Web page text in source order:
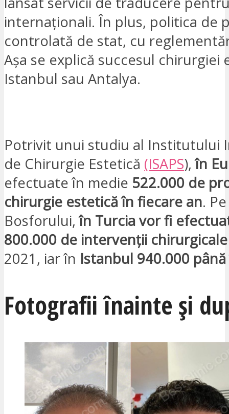
internaționali. În plus, politica de
controlată de stat, cu
Așa se explică succesul chirurgiei
Istanbul sau Antalya.
Potrivit unui studiu al Institutului
de Chirurgie Estetică (ISAPS),în
efectuate în medie 522.000 de
chirurgie estetică în fiecare an.
Bosforului,în Turcia vor fi
800.000 de intervenții chirurgicale
2021, iar în Istanbul 940.000
Fotografii înainte și